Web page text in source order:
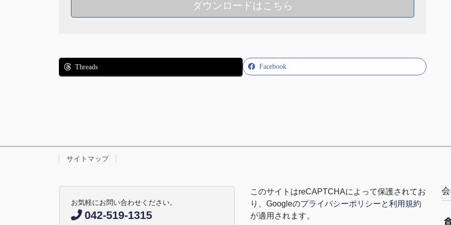
ダウンロードはこちら
Facebook
Threads
サイトマップ
お気軽にお問い合わせください。
042-519-1315
このサイトはreCAPTCHAによって保護されてお
り、 Googleのプライバシーポリシーと利用規約
が適用されます。